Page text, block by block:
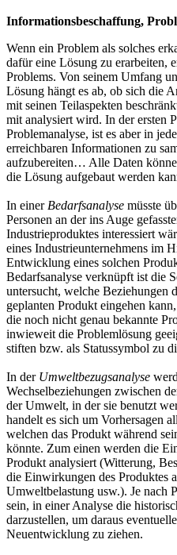
Informationsbeschaffung,
Wenn ein Problem als solches
dafür eine Lösung zu erarbeiten,
Problems. Von seinem Umfang
Lösung hängt es ab, ob sich die
mit seinen Teilaspekten
mit analysiert wird. In der ersten
Problemanalyse, ist es aber in
erreichbaren Informationen zu
aufzubereiten… Alle Daten
die Lösung aufgebaut werden
In einer Bedarfsanalyse müsste
Personen an der ins Auge
Industrieproduktes interessiert
eines Industrieunternehmens im
Entwicklung eines solchen
Bedarfsanalyse verknüpft ist die
untersucht, welche Beziehungen
geplanten Produkt eingehen
die noch nicht genau bekannte
inwieweit die Problemlösung
stiften bzw. als Statussymbol zu
In der Umweltbezugsanalyse
Wechselbeziehungen zwischen
der Umwelt, in der sie benutzt
handelt es sich um Vorhersagen
welchen das Produkt während
könnte. Zum einen werden die
Produkt analysiert (Witterung,
die Einwirkungen des Produktes
Umweltbelastung usw.). Je nach
sein, in einer Analyse die
darzustellen, um daraus
Neuentwicklung zu ziehen.